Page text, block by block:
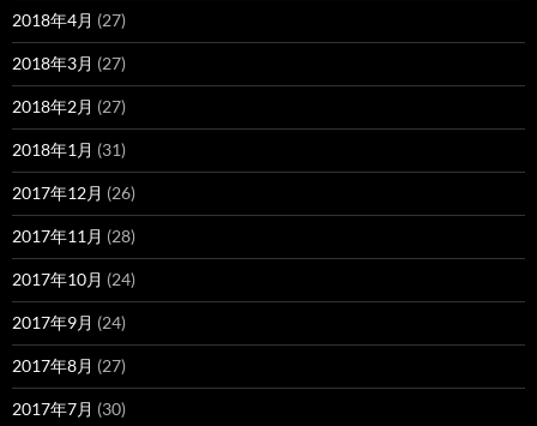
2018年4月 (27)
2018年3月 (27)
2018年2月 (27)
2018年1月 (31)
2017年12月 (26)
2017年11月 (28)
2017年10月 (24)
2017年9月 (24)
2017年8月 (27)
2017年7月 (30)